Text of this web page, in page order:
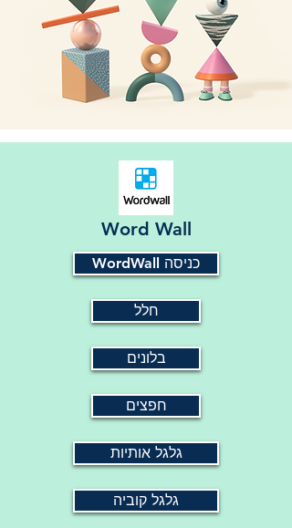
Word Wall
WordWall כניסה
חלל
בלונים
חפצים
גלגל אותיות
גלגל קוביה